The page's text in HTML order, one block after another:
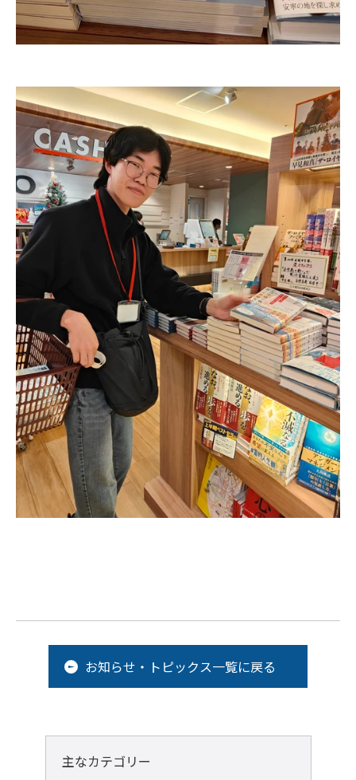
主なカテゴリー
お知らせ・トピックス一覧に戻る